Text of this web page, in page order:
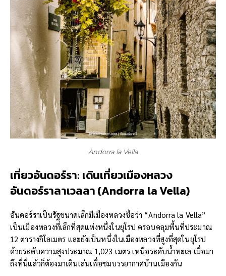
Andorra la Vella
เที่ยวอันดอร์รา: เดินเที่ยวเมืองหลวง
อันดอร์ราลาเวลลา (Andorra la Vella)
อันดอร์ราเป็นรัฐขนาดเล็กมีเมืองหลวงชื่อว่า “Andorra la Vella”
เป็นเมืองหลวงที่เล็กที่สุดแห่งหนึ่งในยุโรป ครอบคลุมพื้นที่ประมาณ
12 ตารางกิโลเมตร และยังเป็นหนึ่งในเมืองหลวงที่สูงที่สุดในยุโรป
ด้วยระดับความสูงประมาณ 1,023 เมตร เหนือระดับน้ำทะเล เมื่อมา
ถึงที่นี่แล้วก็ต้องมาเดินเล่นเพื่อชมบรรยากาศบ้านเมืองกัน